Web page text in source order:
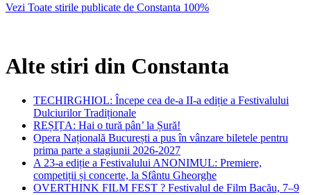
Vezi Toate stirile publicate de Constanta 100%
Alte stiri din Constanta
TECHIRGHIOL: Începe cea de-a II-a ediție a Festivalului
Dulciurilor Tradiționale
REȘIȚA: Hai o tură pân’ la Șură!
Opera Națională București a pus în vânzare biletele pentru
prima parte a stagiunii 2026-2027
A 23-a ediție a Festivalului ANONIMUL: Premiere,
competiții și concerte, la Sfântu Gheorghe
OVERTHINK FILM FEST ? Festivalul de Film Bacău, 7–9